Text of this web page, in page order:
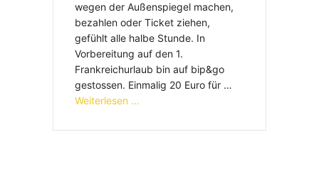
wegen der Außenspiegel machen,
bezahlen oder Ticket ziehen,
gefühlt alle halbe Stunde. In
Vorbereitung auf den 1.
Frankreichurlaub bin auf bip&go
gestossen. Einmalig 20 Euro für …
Weiterlesen …